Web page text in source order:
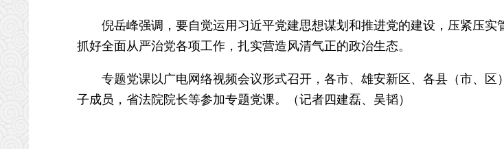
倪岳峰强调，要自觉运用习近平党建思想谋划和推进党的建设，压紧压实
抓好全面从严治党各项工作，扎实营造风清气正的政治生态。
专题党课以广电网络视频会议形式召开，各市、雄安新区、各县（市、区
子成员，省法院院长等参加专题党课。（记者四建磊、吴韬）